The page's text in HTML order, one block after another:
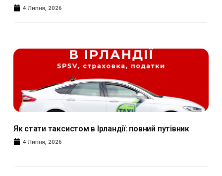
4 Липня, 2026
Як стати таксистом в Ірландії: повний путівник
4 Липня, 2026